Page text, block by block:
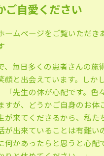
ご自愛ください
ームページをご覧いただき
、毎日多くの患者さんの施
顔と出会えています。しか
「先生の体が心配です。色
すが、どうかご自身のお体
が来てくださるから、私た
が出来ていることは有難い
何かあったらと思うと心配